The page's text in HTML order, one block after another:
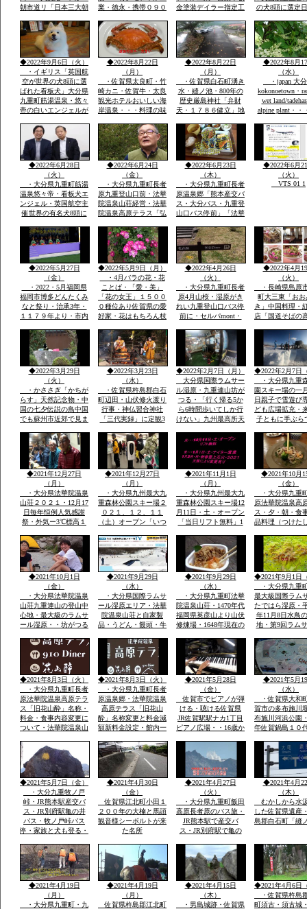
朝市道リ「日本三大朝
よ映画寅次郎子守歌撮
影場所・綱引き・近く
に名護屋城・豊臣秀
吉・１００名城選定・
柱状節理玄武岩
業・徳永・携帯０９０
８・展示場に軽・普・
大型車にキヤンパー商
品実装展示アルミハシ
ゴで登り見て・広さ寝
てみてOK
金塗装デイラー指定工
普・大型車実車・テン
ト実商品大展示展示場
有・説明等あれば?携
帯090-2086-2858・徳
永
の犬8頭に選定
選定・日本政府
ロンドン事務所
で通知・日本語
世界の8頭が大
誕生です
◆2022年9月6日（火）
・イギリス「英国航
空が世界の犬8頭に選
ばれた看板犬」大分県
九重町筋湯温泉・悠々
帝の白いエンジェルが
天サイト全国版選定」
今度は世界の8頭に選
定されました英国航空
から
◆2022年8月22日
（月）
・佐賀県太良町・竹
崎カニ・佐賀牛・太良
観光ホテルおいしい海
岸温泉・・・料理の味
高」・ムツゴロウ・た
いらぎ「貝柱」竹崎カ
ニは追加で1杯￥３０
００円ぐらい・温泉は
温度が
◆2022年8月22日
（月）
・佐賀県白石町湧き
水・縫ノ池・800年の
歴史厳島神社「弁財
天・１７８６健立」地
しい水の要件に適合・
地区はもちろん町内外
から水汲みが絶えませ
ん
◆2022年8月
（水）
・japan 大
kokonoetown・
wet land/
alpine plant・・
nature
◆2022年6月28日
（火）
・大分県九重町筋湯
温泉悠々帝・看板犬エ
ンジェル・英国航空主
催世界の有名犬8頭に
国航空より日本政府観
光局ロンドン事務所か
ら連絡日本一は楽天サ
イトで2回日本一選定
英文そのまま提示
◆2022年6月24日
（金）
・大分県九重町長者
原九重登山口前・法華
院温泉山荘経営・法華
院温泉高原テラス「弘
素泊まり￥７０００円
温泉￥５００レストラ
ンあり・
https://chinanews.jp
公式
◆2022年6月23日
（木）
・大分県九重町長者
原温泉郷「熊本産交バ
ス・大分バス・九重登
山口バス停前」「法華
プ・・法華院山荘高原
テラス「」一泊￥７０
００「素泊まりok]・
自家温泉￥５００・食
事１０００円から
◆2022年6月
（火）
VTS 01 1
◆2022年5月27日
（金）
・2022・5月福岡県
福岡市博多どんたくみ
なと祭り・治承3年・
１１７９年より・市内
けられ「松ばやし」を
起源として市民のお祭
り
◆2022年5月9日（月）
・4月バラの花・花
ことば・「愛・美」
「花の女王」１５００
０種位あり佐賀県の愛
好家・花はもちろん枝
と葉も花もつやあり
◆2022年4月26日
（火）
・大分県九重町長者
原4月山桜・湿原がき
れい九重登山口バス停
前に・セルパmont・
法華院温泉高原テラス
食堂「９１０・・くじ
ゅうdiner]で九重夢ポ
ークで食事
◆2022年4月
（火）
・長崎県島原
町大三東「おお
き」中国料理・
店「国道そばの
中国風のお店・
袋の本格的な中
有名店で大学通
がら修業
◆2022年3月29日
（火）
・かささぎ「かちが
らす」天然記念物・中
国の七夕伝説の鳥中国
でも蘇州市近郊で見ま
鳴くきます・・・黒い
カラス・九州の自宅庭
に遊びに来ています
◆2022年3月23日
（水）
・佐賀県杵島郡白石
町辺田・山伏修火渡り
行事・神仏習合神社
「三代実録」に定観3
坊一大霊場有・龍造寺
氏・鍋島氏の保護・祈
年祭かけ参リ
◆2022年2月7日（月）
大分県国際ラムサー
ル湿原・九重連山坊が
つる・「行く帰る5か
ら6時間歩いてしか行
けない」九州最高所天
の冬１月ー３。ｃ
◆2022年2月7日
・大分県九重
園スキー場の一
日親子で雪遊び
ども広場拡充・
子ともに手ぶら
アサイズ用
◆2021年12月27日
（月）
・大分県法華院温泉
山荘２０２１・12月17
日毎年恒例人気感謝
祭・外気ー3℃標高１
全国から50数名山荘で
年忘れ爆笑感謝祭
◆2021年12月27日
（月）
・大分県九州最大九
重森林公園スキー場２
０２１、１２、１１
（土）オープン「いつ
「大人も子供も体一つ
で来場OK一流メーカ
ーレンタルウェア４０
００セツト用意」
◆2021年11月1日
（月）
・大分県九州最大九
重森林公園スキー場12
月11日・土・オープン
「当日リフト無料」1
営業手ぶらでOKレン
タルウェア全サイズ用
意
◆2021年10月
（金）
・大分県九重
原法華院温泉高
ス・夕・朝・食
品料理（つけた
DINER（九重
ー）品数豊富宿
で1万円前後予
ダイナープライ
企業様合宿・研
◆2021年10月1日
（金）
・大分県法華院温泉
山荘九重連山の登山中
心地・最大級のラムサ
ール湿原・・坊がつる
山者に山をインタビュ
ウ
◆2021年9月29日
（水）
・大分県国際ラムサ
ール湿原エリア・法華
院温泉山荘と自家製
品・うどん・饅頭・牛
類・オリジナル専用お
土産・すべて一味違
う・天然温泉とお酒・
国際ラムサール湿原坊
がつるでテン泊・畳に
◆2021年9月29日
（水）
・大分県九重町法華
院温泉山荘・1470年代
福岡県英彦山より山伏
修煉場・1648年現在の
音・不動明王・毘沙門
天・江戸時代武田藩の
祈願所・明治15年本
坊・支所は消失24代弘
蔵孟夫が山宿
◆2021年9月1日
・大分県九重
最大級国際ラム
たではら湿原・
年11月8日水鳥
地・第9回ラム
内最大級標高１
から１２００ｍ
の野焼・地元ボ
アで環境維
◆2021年8月3日（火）
・大分県九重町長者
原法華院温泉高原テラ
ス「旧花山酔」名称・
料金・食事内容変更に
ついて・法華院温泉山
明・パソコン可・
hi/fiok/九重連山登山・
国内最大級のラムサー
ル湿原エリアなど
◆2021年8月3日（火）
・大分県九重町長者
原温泉郷・法華院温泉
高原テラス「旧花山
酔」名称変更と料金減
額新料金設定・館内一
荘27代目荘主・弘蔵岳
久より説明ご挨拶ご案
内いたします・家族で
レーズナブルで
◆2021年5月28日
（金）
佐賀市でピアノが弾
ける・聴ける佐賀県
JR佐賀駅駅ナカ1丁目
ピアノ広場・・16歳か
ける人応援求
◆2021年5月
（水）
・佐賀県大和
賀市の多布施川
布施川河浜公園
年佐賀鍋島１０
「多布施川河岬
園」トンボ王
◆2021年5月7日（金）
・大分九重牧ノ戸
峠・JR熊本駅産交バ
ス・JR別府駅亀の井
バス・牧ノ戸峠バス
停・家族と犬も登る・
ース
◆2021年4月30日
（金）
佐賀県江北町小田１
２００年の大楠と馬頭
観音様シーボルトが来
た名所
◆2021年4月27日
（火）
・大分県九重町飯田
高原長者原のバス旅・
JR熊本駅で産交バ
ス・JR別府駅で亀の
級ラムサール坊がつる
たではら湿原・ミヤマ
キリシマ九重連山法華
院温泉
◆2021年4月
（木）
むかしから水
した佐賀県遺産
島郡白石町「縫
◆2021年4月19日
（月）
・大分県九重町・九
◆2021年4月19日
（月）
佐賀県杵島郡江北町
◆2021年4月15日
（木）
・男島城跡・佐賀県
◆2021年4月6日
・佐賀県杵島
町須古・須古城